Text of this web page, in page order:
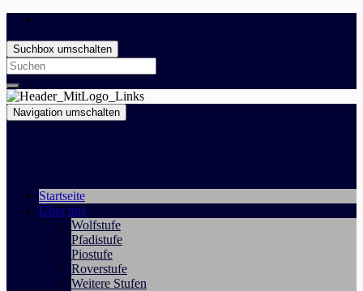
Suchbox umschalten
Search
for:
Navigation umschalten
Startseite
Über uns
Wolfstufe
Pfadistufe
Piostufe
Roverstufe
Weitere Stufen